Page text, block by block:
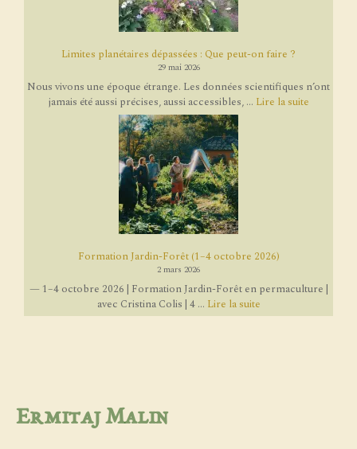
Limites planétaires dépassées : Que peut-on faire ?
29 mai 2026
Nous vivons une époque étrange. Les données scientifiques n’ont
jamais été aussi précises, aussi accessibles, ... Lire la suite
Formation Jardin-Forêt (1–4 octobre 2026)
2 mars 2026
— 1–4 octobre 2026 | Formation Jardin-Forêt en permaculture |
avec Cristina Colis | 4 ... Lire la suite
Ermitaj Malin